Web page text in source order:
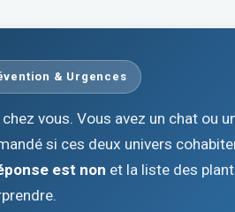
& Urgences
vous. Vous avez un chat ou
si ces deux univers
est non et la liste des